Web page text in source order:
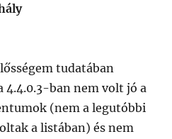
szerint:
tudatában
4.4.0.3-ban nem volt jó a
(nem a legutóbbi
a listában) és nem